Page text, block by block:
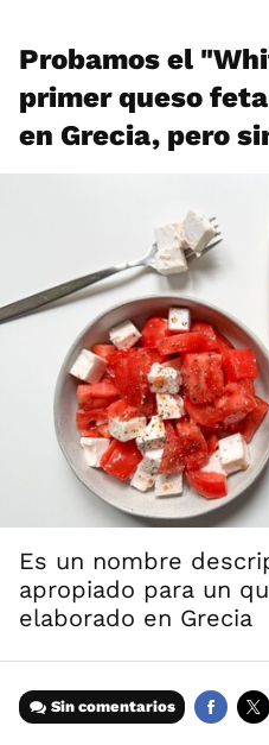
Probamos el
primer queso
en Grecia, pero
Es un nombre
apropiado para un
elaborado en Grecia
Sin comentarios